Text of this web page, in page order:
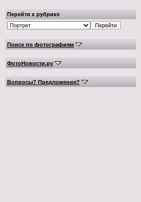
Перейти к рубрике
Поиск по фотографиям
ФотоНовости.ру
Вопросы? Предложения?